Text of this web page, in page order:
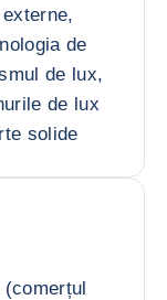
de
de lux,
de lux
solide